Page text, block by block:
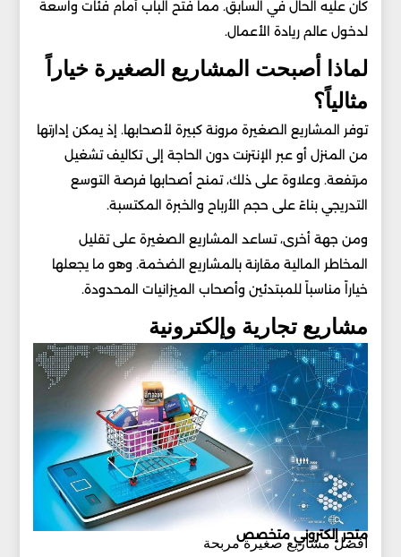
كان عليه الحال في السابق. مما فتح الباب أمام فئات واسعة
لدخول عالم ريادة الأعمال.
لماذا أصبحت المشاريع الصغيرة خياراً
مثالياً؟
توفر المشاريع الصغيرة مرونة كبيرة لأصحابها. إذ يمكن إدارتها
من المنزل أو عبر الإنترنت دون الحاجة إلى تكاليف تشغيل
مرتفعة. وعلاوة على ذلك، تمنح أصحابها فرصة التوسع
التدريجي بناءً على حجم الأرباح والخبرة المكتسبة.
ومن جهة أخرى، تساعد المشاريع الصغيرة على تقليل
المخاطر المالية مقارنة بالمشاريع الضخمة. وهو ما يجعلها
خياراً مناسباً للمبتدئين وأصحاب الميزانيات المحدودة.
مشاريع تجارية وإلكترونية
أفضل مشاريع صغيرة مربحة
متجر إلكتروني متخصص